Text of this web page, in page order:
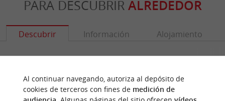
PARA DESCUBRIR ALREDEDOR
Descubrir Información Alojamiento
Al continuar navegando, autoriza al depósito de
cookies de terceros con fines de medición de